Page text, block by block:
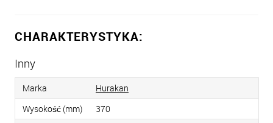
CHARAKTERYSTYKA:
Inny
Marka
Hurakan
Wysokość (mm)
370